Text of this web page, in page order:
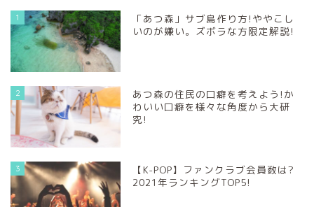
1
「あつ森」サブ島作り方!ややこし
いのが嫌い。ズボラな方限定解説!
2
あつ森の住民の口癖を考えよう!か
わいい口癖を様々な角度から大研
究!
3
【K-POP】ファンクラブ会員数は?
2021年ランキングTOP5!